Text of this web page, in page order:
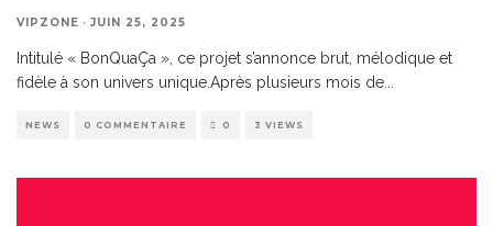
VIPZONE · JUIN 25, 2025
Intitulé « BonQuaÇa », ce projet s’annonce brut, mélodique et
fidèle à son univers unique.Après plusieurs mois de
NEWS 0 COMMENTAIRE 0 3 VIEWS